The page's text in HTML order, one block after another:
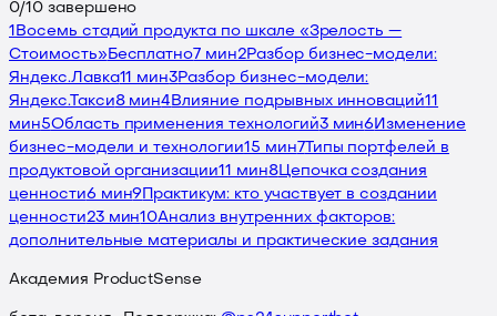
0/10завершено
1 Восемь стадий продукта по шкале «Зрелость —
Стоимость» Бесплатно7 мин2Разбор бизнес-модели:
Яндекс.Лавка11 мин3Разбор бизнес-модели:
Яндекс.Такси8 мин4 Влияние подрывных инноваций11
мин5Область применения технологий3 мин6 Изменение
бизнес-модели и технологии15 мин 7Типы портфелей в
продуктовой организации11 мин8Цепочка создания
ценности6 мин9
Практикум: кто участвует в создании
ценности23 мин10Анализ внутренних факторов:
дополнительные материалы и практические задания
Академия ProductSense